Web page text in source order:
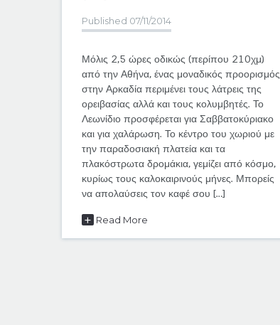
Published 07/11/2014
Μόλις 2,5 ώρες οδικώς (περίπου 210χμ)
από την Αθήνα, ένας μοναδικός προορισμός
στην Αρκαδία περιμένει τους λάτρεις της
ορειβασίας αλλά και τους κολυμβητές. Το
Λεωνίδιο προσφέρεται για Σαββατοκύριακο
και για χαλάρωση. Το κέντρο του χωριού με
την παραδοσιακή πλατεία και τα
πλακόστρωτα δρομάκια, γεμίζει από κόσμο,
κυρίως τους καλοκαιρινούς μήνες. Μπορείς
να απολαύσεις τον καφέ σου […]
+ Read More